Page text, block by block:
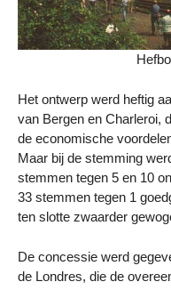
Het ontwerp werd heftig
van Bergen en Charleroi,
de economische
Maar bij de stemming
stemmen tegen 5 en 10
33 stemmen tegen 1
ten slotte zwaarder
De concessie werd
de Londres, die de